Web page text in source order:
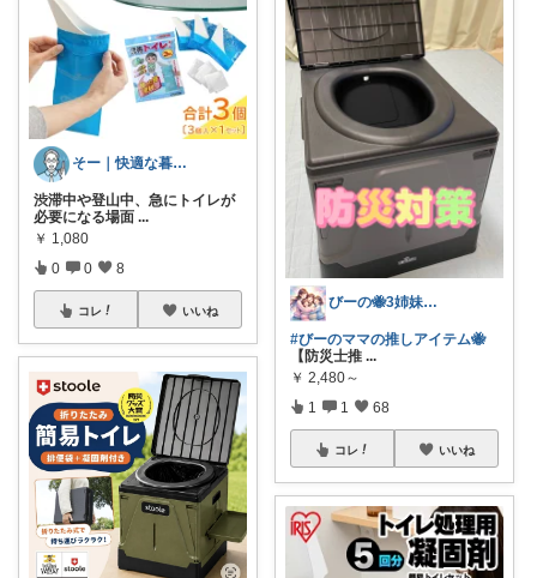
そー｜快適な暮らし
渋滞中や登山中、急にトイレが
必要になる場面 ...
￥ 1,080
0 0 8
コレ いいね びーの🐝3姉妹ママROOM🌸
#びーのママの推しアイテム🐝
【防災士推 ...
￥ 2,480～
1 1 68
コレ いいね